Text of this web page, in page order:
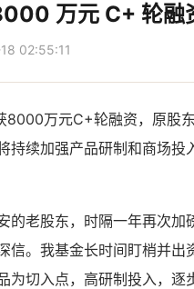
万元 C+ 轮融
02:55:11
8000万元C+轮融资，原股
持续加强产品研制和商场投
的老股东，时隔一年再次加
。我基金长时间盯梢并出
为切入点，高研制投入，逐